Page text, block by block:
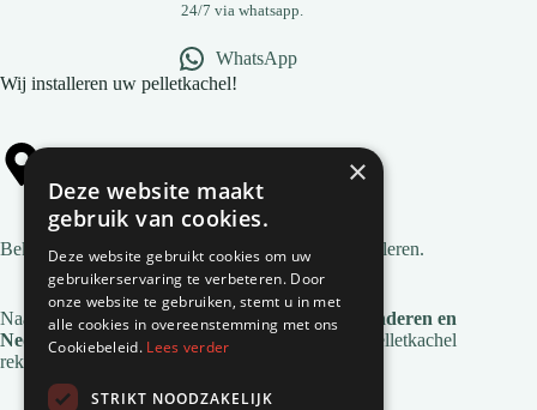
24/7 via whatsapp.
WhatsApp
Wij installeren uw pelletkachel!
Alle gemeentes
Bekijkalle gemeentes waar wij pelletkachels installeren.
Naast deze regio's zijn we ook actief inheel Vlaanderen en
Nederland . Voor de installatie en service van je pelletkachel
reken je op Natuurvlam!
×
Deze website maakt
gebruik van cookies.
Deze website gebruikt cookies om uw
gebruikerservaring te verbeteren. Door
onze website te gebruiken, stemt u in met
alle cookies in overeenstemming met ons
Cookiebeleid. Lees verder
STRIKT NOODZAKELIJK